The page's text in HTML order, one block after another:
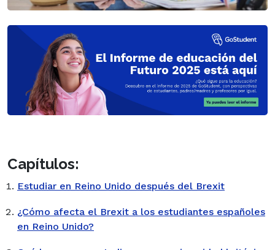
Capítulos:
Estudiar en Reino Unido después del Brexit
¿Cómo afecta el Brexit a los estudiantes españoles
en Reino Unido?